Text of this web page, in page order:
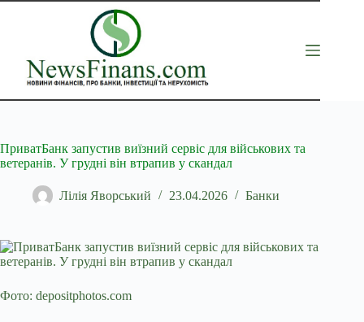
Перейти
ПриватБанк запустив виїзний сервіс для військових та
ветеранів. У грудні він втрапив у скандал
Лілія Яворський 23.04.2026 Банки
Фото: depositphotos.com